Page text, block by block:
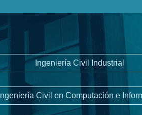
Ingeniería Civil Industrial
Ingeniería Civil en Computación e